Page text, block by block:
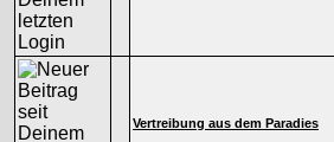
Vertreibung aus dem Paradies